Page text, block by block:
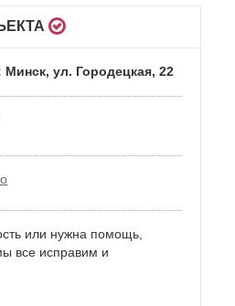
ул. Городецкая, 22
или нужна помощь,
все исправим и